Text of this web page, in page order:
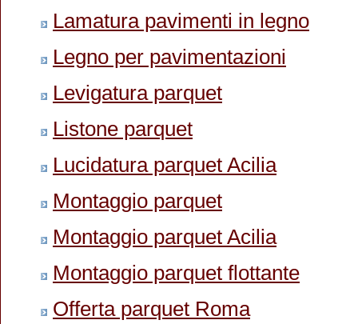
Lamatura pavimenti in legno
Legno per pavimentazioni
Levigatura parquet
Listone parquet
Lucidatura parquet Acilia
Montaggio parquet
Montaggio parquet Acilia
Montaggio parquet flottante
Offerta parquet Roma